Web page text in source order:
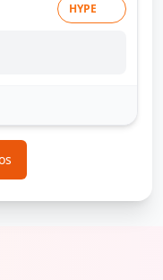
HYPE